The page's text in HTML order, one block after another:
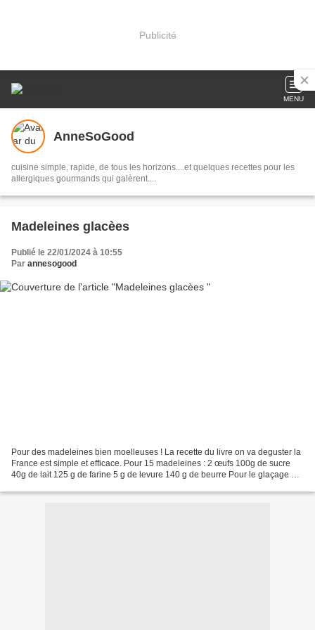
Publicité
MENU
AnneSoGood
cuisine simple, rapide, de tous les horizons....et quelques recettes pour les
allergiques gourmands qui galèrent....
Madeleines glacèes
Publié le 22/01/2024 à 10:55
Par annesogood
Pour des madeleines bien moelleuses ! La recette du livre on va deguster la
France est simple et efficace. Pour 15 madeleines : 2 œufs 100g de sucre
40g de lait 125 g de farine 5 g de levure 140 g de beurre Pour le glaçage 50